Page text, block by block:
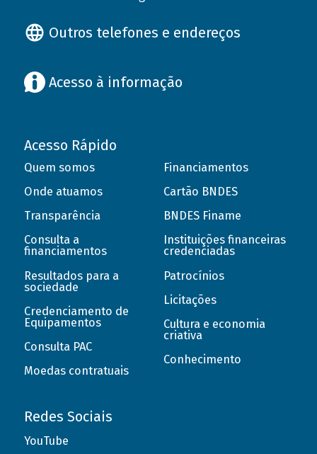
Outros telefones e endereços
Acesso à informação
Acesso Rápido
Quem somos
Onde atuamos
Transparência
Consulta a
financiamentos
Resultados para a
sociedade
Credenciamento de
Equipamentos
Consulta PAC
Moedas contratuais
Financiamentos
Cartão BNDES
BNDES Finame
Instituições financeiras
credenciadas
Patrocínios
Licitações
Cultura e economia
criativa
Conhecimento
Redes Sociais
YouTube